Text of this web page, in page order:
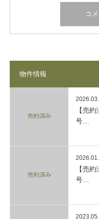
物件情報
【売
号…
【売
号…